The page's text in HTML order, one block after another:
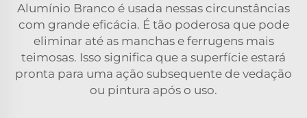
Alumínio Branco é usada nessas circunstâncias
com grande eficácia. É tão poderosa que pode
eliminar até as manchas e ferrugens mais
teimosas. Isso significa que a superfície estará
pronta para uma ação subsequente de vedação
ou pintura após o uso.